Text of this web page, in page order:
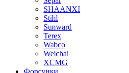
SHAANXI
Stihl
Sunward
Terex
Wabco
Weichai
XCMG